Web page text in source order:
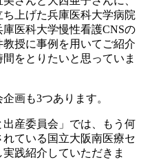
上げた兵庫医科⼤学病院
医科大学慢性看護CNSの
授に事例を用いてご紹介
をとりたいと思っていま
画も3つあります。
産委員会」では、もう何
ている国立大阪南医療セ
践紹介していただきま